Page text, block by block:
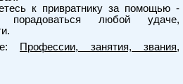
к привратнику за помощью -
любой удаче,
Профессии, занятия, звания,